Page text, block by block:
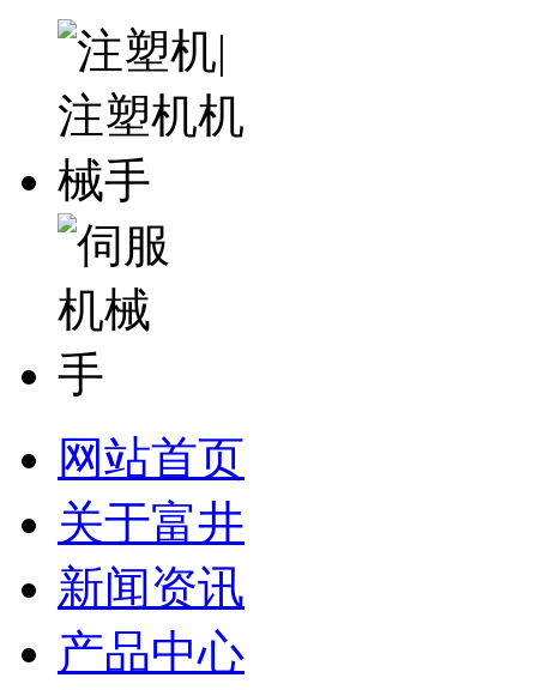
网站首页
关于富井
新闻资讯
产品中心